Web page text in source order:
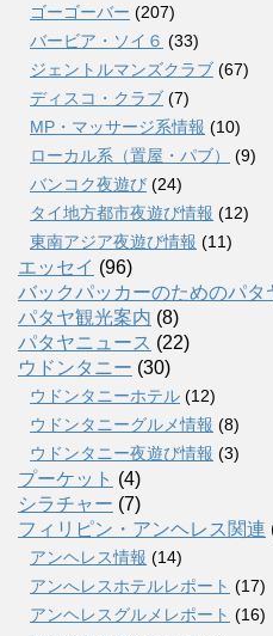
ゴーゴーバー (207)
バービア・ソイ６ (33)
ジェントルマンズクラブ (67)
ディスコ・クラブ (7)
MP・マッサージ系情報 (10)
ローカル系（置屋・パブ）
(9)
バンコク夜遊び (24)
タイ地方都市夜遊び情報 (12)
東南アジア夜遊び情報 (11)
エッセイ (96)
バックパッカーのためのパタ
パタヤ観光案内 (8)
パタヤニュース (22)
ウドンタニー (30)
ウドンタニーホテル (12)
ウドンタニーグルメ情報 (8)
ウドンタニー夜遊び情報 (3)
プーケット (4)
シラチャー (7)
フィリピン・アンヘレス関連
アンヘレス情報 (14)
アンへレスホテルレポート (17)
アンヘレスグルメレポート (16)